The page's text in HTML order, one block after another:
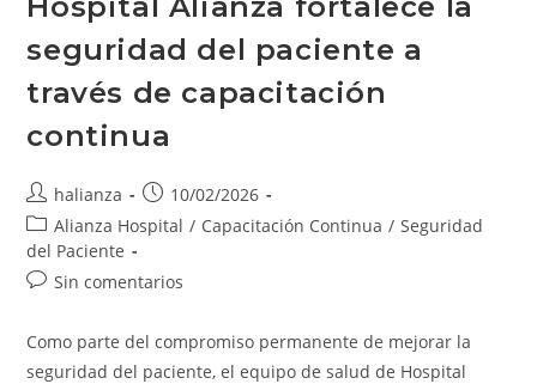
seguridad del paciente a
través de capacitación
continua
Autor
de
la
entrada:
halianza
Publicación
de
la
10/02/2026
Categoría
de
la
Alianza Hospital / Capacitación Continua / Seguridad
del Paciente
Comentarios
entrada:
Sin comentarios
Como parte del compromiso permanente de mejorar la
seguridad del paciente, el equipo de salud de Hospital